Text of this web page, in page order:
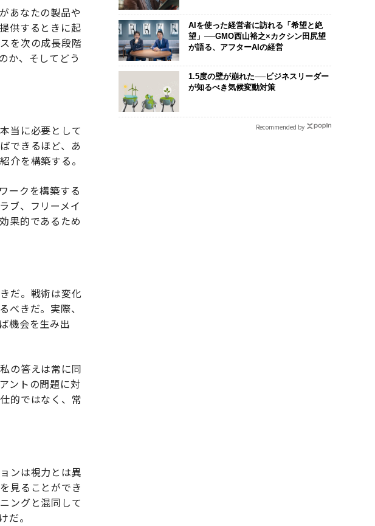
あなたの製品や
供するときに起
を次の成長段階
か、そしてどう
当に必要として
できるほど、あ
介を構築する。
ークを構築する
ブ、フリーメイ
果的であるため
だ。戦術は変化
べきだ。実際、
機会を生み出
の答えは常に同
ントの問題に対
的ではなく、常
ンは視力とは異
見ることができ
ングと混同して
だ。
AIを使った経営者に訪れる「希望と絶
望」──GMO西山裕之×カクシン田尻望
が語る、アフターAIの経営
1.5度の壁が崩れた──ビジネスリーダー
が知るべき気候変動対策
Recommended by